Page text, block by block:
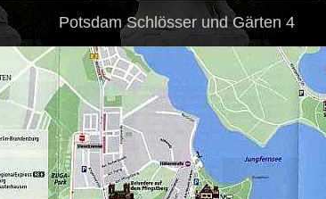
Potsdam Schlösser und Gärten 4